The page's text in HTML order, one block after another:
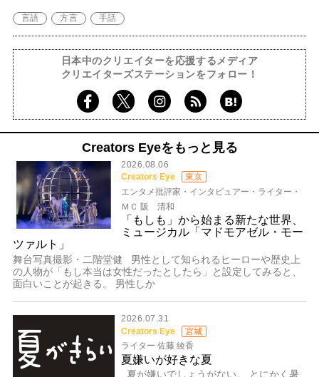
言語 方言 手話
日本中のクリエイターを応援するメディア
クリエイターズステーションをフォロー！
Creators Eyeをもっと見る
2026.08.06
Creators Eye
東京
エンタメ批評家・インタビュアー・ライター・
ＭＣ 阪 清和
「もしも」から始まる新たな世界、
ミュージカル「マドモアゼル・モー
ツァルト」
舞台写真撮影・二階堂健 男性として知られるヒーローや歴史上
の人物が「もし本当は女性だったとしたら」と設定してみると、
面白いことが起きる。 男性しか
2026.07.31
Creators Eye
宮城
ライター 佐藤 綾香
夏嫌いが好きな夏
夏が嫌いでしょうがない。 とにかく暑